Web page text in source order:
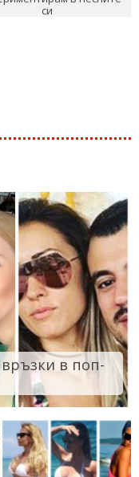
си
в поп-